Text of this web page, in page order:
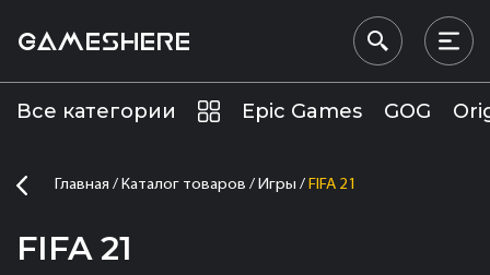
GAMESHERE
Epic Games GOG
Все категории
FIFA 21
Главная Каталог товаров Игры FIFA 21